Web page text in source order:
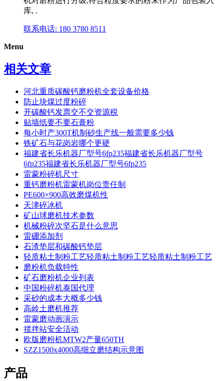
库, .
联系电话: 180 3780 8511
Menu
相关文章
河北重质碳酸钙磨粉机全套设备价格
防止块煤过度粉碎
开碳酸钙发票交不交资源税
贴墙纸要不要石膏粉
每小时产300T机制砂生产线一般需要多少钱
铁矿石与花岗岩哪个更硬
福建省长乐机器厂型号6fp235福建省长乐机器厂型号
6fp235福建省长乐机器厂型号6fp235
雷蒙粉碎机尺寸
重钙磨粉机雷蒙机岗位责任制
PE600×900高效磨煤机性
天津碎冰机
矿山球磨机技术参数
机械粉碎次坚石是什么意思
雷硼添加剂
石渣垫层和碳酸钙垫层
轻质粘土制粉工艺轻质粘土制粉工艺轻质粘土制粉工艺
磨粉机负载特性
矿石磨粉机企业列表
中国粉碎机泰国代理
采砂的成本大概多少钱
高岭土磨机推荐
雷蒙磨动画演示
揽拌站安全活动
欧版磨粉机MTW2产量650TH
SZZ1500x4000高细立磨结构示意图
产品